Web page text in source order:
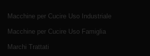
Macchine per Cucire Uso Industriale
Macchine per Cucire Uso Famiglia
Marchi Trattati